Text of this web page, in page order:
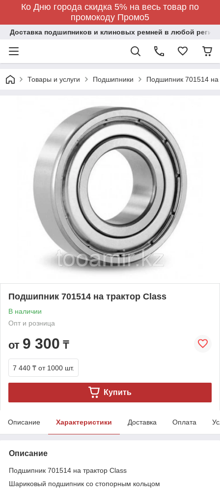
Ко Дню города скидка 5% на весь товар по
промокоду Промо5
Доставка подшипников и клиновых ремней в любой регион
Товары и услуги Подшипники Подшипник 701514 на
Подшипник 701514 на трактор Class
В наличии
Опт и розница
от 9 300 ₸
7 440 ₸ от 1000 шт.
Купить
Описание Характеристики Доставка Оплата
Описание
Подшипник 701514 на трактор Class
Шариковый подшипник со стопорным кольцом